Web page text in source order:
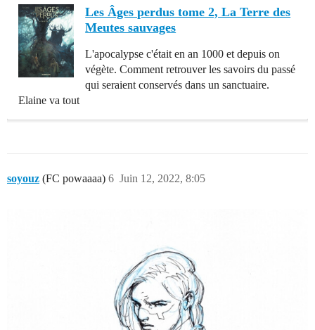
Les Âges perdus tome 2, La Terre des
Meutes sauvages
L'apocalypse c'était en an 1000 et depuis on
végète. Comment retrouver les savoirs du passé
qui seraient conservés dans un sanctuaire.
Elaine va tout
soyouz (FC powaaaa) Juin 12, 2022, 8:05
6